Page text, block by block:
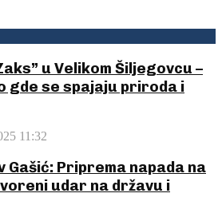
u Velikom Šiljegovcu –
gde se spajaju priroda i
11:32
Priprema napada na
udar na državu i